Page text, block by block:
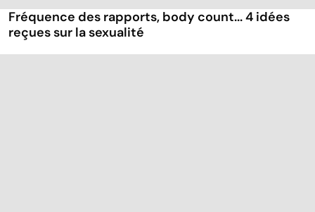
Fréquence des rapports, body count... 4 idées
reçues sur la sexualité